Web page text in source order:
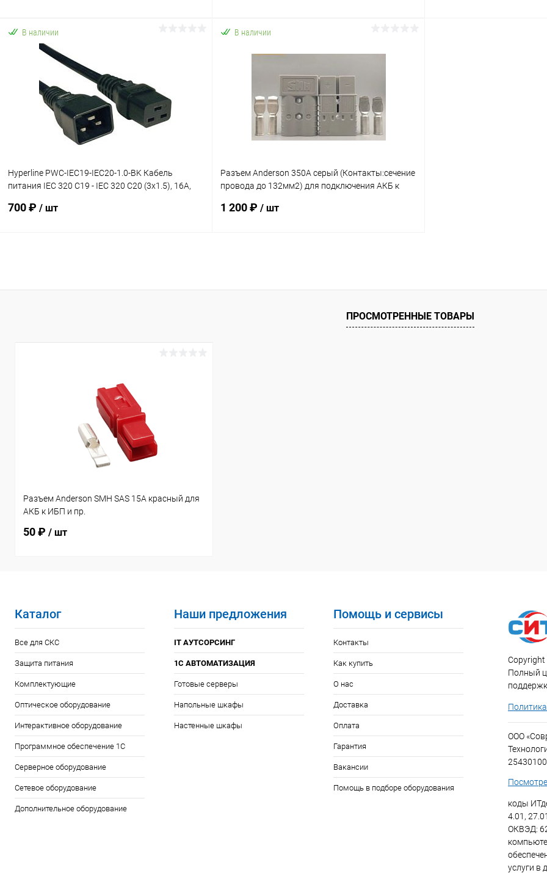
Купить в 1 клик
В избранное В наличии
Купить в 1 клик К сравнению
В избранное В наличии
В наличии
Hyperline PWC-IEC19-IEC20-1.0-BK Кабель
питания IEC 320 C19 - IEC 320 C20 (3x1.5), 16A,
700 ₽ / шт
Купить в 1 клик К сравнению
В наличии
Разъем Anderson 350A cерый (Контакты:сечение
провода до 132мм2) для подключения АКБ к
1 200 ₽ / шт
Купить в 1 клик К сравнению
В наличии
ПРОСМОТРЕННЫЕ ТОВАРЫ
Разъем Anderson SMH SAS 15A красный для
АКБ к ИБП и пр.
50 ₽ / шт
Каталог
Все для СКС
Защита питания
Комплектующие
Оптическое оборудование
Интерактивное оборудование
Программное обеспечение 1С
Серверное оборудование
Сетевое оборудование
Дополнительное оборудование
Наши предложения
IT АУТСОРСИНГ
1С АВТОМАТИЗАЦИЯ
Готовые серверы
Напольные шкафы
Настенные шкафы
Помощь и сервисы
Контакты
Как купить
О нас
Доставка
Оплата
Гарантия
Вакансии
Помощь в подборе оборудования
Copyright
Полный
ООО
коды
4.01,
ОКВЭД:
услуги в